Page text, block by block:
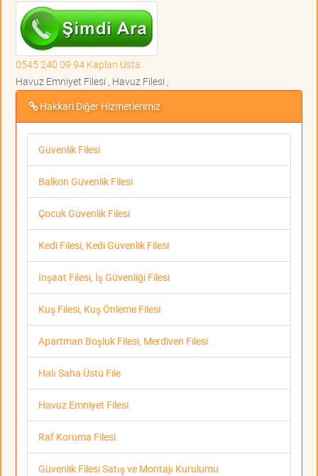
0545 240 09 94 Kaplan Usta
Havuz Emniyet Filesi , Havuz Filesi ,
Hakkari Diğer Hizmetlerimiz
Güvenlik Filesi
Balkon Güvenlik Filesi
Çocuk Güvenlik Filesi
Kedi Filesi, Kedi Güvenlik Filesi
İnşaat Filesi, İş Güvenliği Filesi
Kuş Filesi, Kuş Önleme Filesi
Apartman Boşluk Filesi, Merdiven Filesi
Halı Saha Üstü File
Havuz Emniyet Filesi
Raf Koruma Filesi
Güvenlik Filesi Satış ve Montajı Kurulumu